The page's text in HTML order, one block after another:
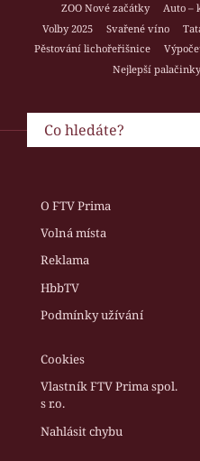
ZOO Nové začátky
Auto –
Volby 2025
Svařené víno
Pěstování lichořeřišnice
Nejlepší palačinky
O FTV Prima
Volná místa
Reklama
HbbTV
Podmínky užívání
Cookies
Vlastník FTV Prima spol.
s r.o.
Nahlásit chybu